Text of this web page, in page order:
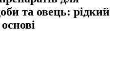
та овець: рідкий